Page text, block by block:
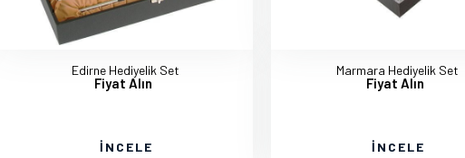
Edirne Hediyelik Set
Fiyat Alın
İNCELE
Marmara Hediyelik Set
Fiyat Alın
İNCELE